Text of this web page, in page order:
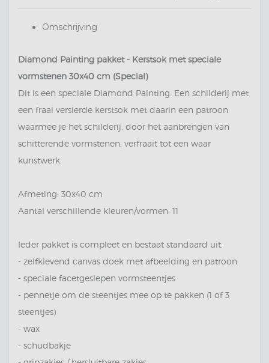
Omschrijving
Diamond Painting pakket - Kerstsok met speciale
vormstenen 30x40 cm (Special)
Dit is een speciale Diamond Painting. Een schilderij met
een fraai versierde kerstsok met daarin een patroon
waarmee je het schilderij, door het aanbrengen van
schitterende vormstenen, verfraait tot een waar
kunstwerk.
Afmeting: 30x40 cm
Aantal verschillende kleuren/vormen: 11
Ieder pakket is compleet en bestaat standaard uit:
- zelfklevend canvas doek met afbeelding en patroon
- speciale facetgeslepen vormsteentjes
- pennetje om de steentjes mee op te pakken (1 of 3
steentjes)
- wax
- schudbakje